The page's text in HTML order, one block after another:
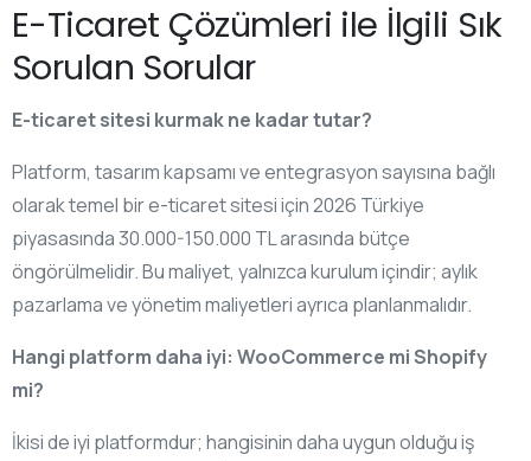
E-Ticaret Çözümleri ile İlgili Sık
Sorulan Sorular
E-ticaret sitesi kurmak ne kadar tutar?
Platform, tasarım kapsamı ve entegrasyon sayısına bağlı
olarak temel bir e-ticaret sitesi için 2026 Türkiye
piyasasında 30.000-150.000 TL arasında bütçe
öngörülmelidir. Bu maliyet, yalnızca kurulum içindir; aylık
pazarlama ve yönetim maliyetleri ayrıca planlanmalıdır.
Hangi platform daha iyi: WooCommerce mi Shopify
mi?
İkisi de iyi platformdur; hangisinin daha uygun olduğu iş